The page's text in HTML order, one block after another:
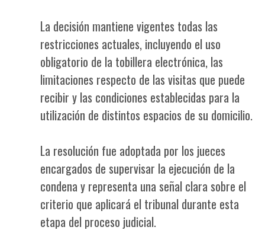
La decisión mantiene vigentes todas las
restricciones actuales, incluyendo el uso
obligatorio de la tobillera electrónica, las
limitaciones respecto de las visitas que puede
recibir y las condiciones establecidas para la
utilización de distintos espacios de su domicilio.
La resolución fue adoptada por los jueces
encargados de supervisar la ejecución de la
condena y representa una señal clara sobre el
criterio que aplicará el tribunal durante esta
etapa del proceso judicial.